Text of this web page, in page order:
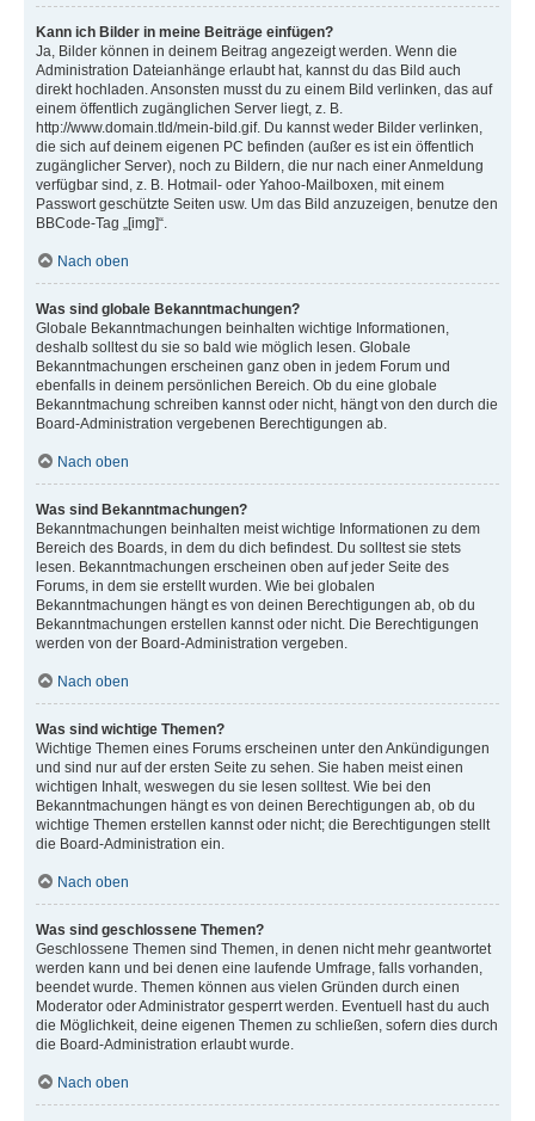
Kann ich Bilder in meine Beiträge einfügen?
Ja, Bilder können in deinem Beitrag angezeigt werden. Wenn die
Administration Dateianhänge erlaubt hat, kannst du das Bild auch
direkt hochladen. Ansonsten musst du zu einem Bild verlinken, das auf
einem öffentlich zugänglichen Server liegt, z. B.
http://www.domain.tld/mein-bild.gif. Du kannst weder Bilder verlinken,
die sich auf deinem eigenen PC befinden (außer es ist ein öffentlich
zugänglicher Server), noch zu Bildern, die nur nach einer Anmeldung
verfügbar sind, z. B. Hotmail- oder Yahoo-Mailboxen, mit einem
Passwort geschützte Seiten usw. Um das Bild anzuzeigen, benutze den
BBCode-Tag „[img]“.
Nach oben
Was sind globale Bekanntmachungen?
Globale Bekanntmachungen beinhalten wichtige Informationen,
deshalb solltest du sie so bald wie möglich lesen. Globale
Bekanntmachungen erscheinen ganz oben in jedem Forum und
ebenfalls in deinem persönlichen Bereich. Ob du eine globale
Bekanntmachung schreiben kannst oder nicht, hängt von den durch die
Board-Administration vergebenen Berechtigungen ab.
Nach oben
Was sind Bekanntmachungen?
Bekanntmachungen beinhalten meist wichtige Informationen zu dem
Bereich des Boards, in dem du dich befindest. Du solltest sie stets
lesen. Bekanntmachungen erscheinen oben auf jeder Seite des
Forums, in dem sie erstellt wurden. Wie bei globalen
Bekanntmachungen hängt es von deinen Berechtigungen ab, ob du
Bekanntmachungen erstellen kannst oder nicht. Die Berechtigungen
werden von der Board-Administration vergeben.
Nach oben
Was sind wichtige Themen?
Wichtige Themen eines Forums erscheinen unter den Ankündigungen
und sind nur auf der ersten Seite zu sehen. Sie haben meist einen
wichtigen Inhalt, weswegen du sie lesen solltest. Wie bei den
Bekanntmachungen hängt es von deinen Berechtigungen ab, ob du
wichtige Themen erstellen kannst oder nicht; die Berechtigungen stellt
die Board-Administration ein.
Nach oben
Was sind geschlossene Themen?
Geschlossene Themen sind Themen, in denen nicht mehr geantwortet
werden kann und bei denen eine laufende Umfrage, falls vorhanden,
beendet wurde. Themen können aus vielen Gründen durch einen
Moderator oder Administrator gesperrt werden. Eventuell hast du auch
die Möglichkeit, deine eigenen Themen zu schließen, sofern dies durch
die Board-Administration erlaubt wurde.
Nach oben